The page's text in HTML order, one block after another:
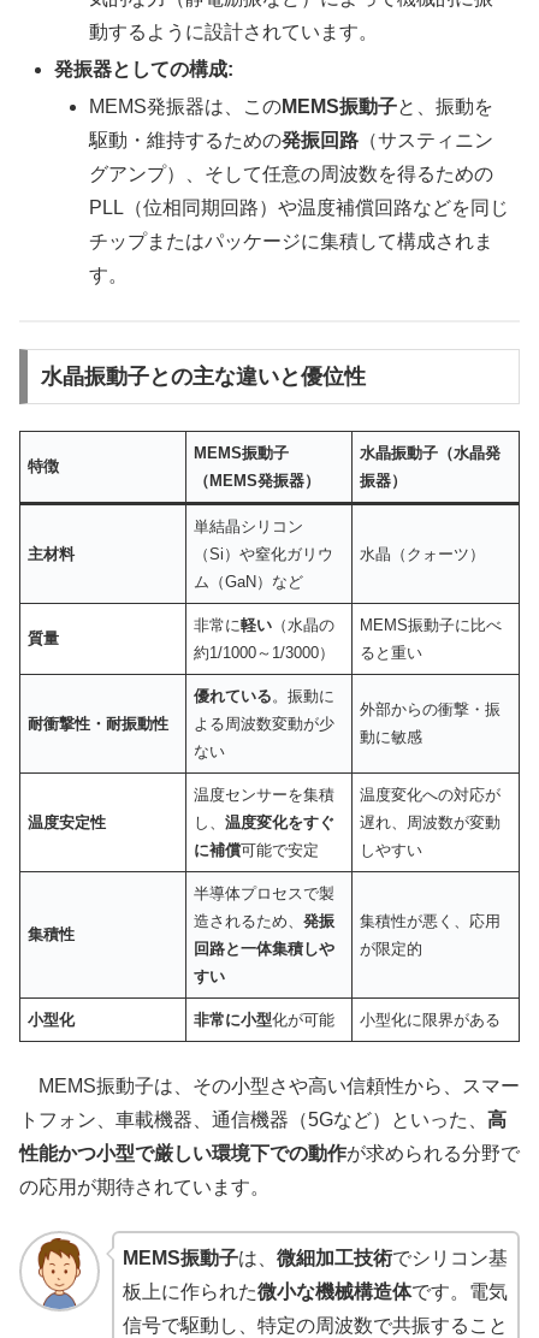
動するように設計されています。
発振器としての構成:
MEMS発振器は、このMEMS振動子と、振動を
駆動・維持するための発振回路 （サスティニン
グアンプ）、そして任意の周波数を得るための
PLL（位相同期回路）や温度補償回路などを同じ
チップまたはパッケージに集積して構成されま
す。
水晶振動子との主な違いと優位性
特徴
MEMS振動子
（MEMS発振器）
水晶振動子（水晶発
振器）
主材料
単結晶シリコン
（Si）や窒化ガリウ
ム（GaN）など
水晶（クォーツ）
質量
非常に軽い （水晶の
約1/1000～1/3000）
MEMS振動子に比べ
ると重い
耐衝撃性・耐振動性
優れている。振動に
よる周波数変動が少
ない
外部からの衝撃・振
動に敏感
温度安定性
温度センサーを集積
し、温度変化をすぐ
に補償可能で安定
温度変化への対応が
遅れ、周波数が変動
しやすい
集積性
半導体プロセスで製
造されるため、発振
回路と一体集積しや
すい
集積性が悪く、応用
が限定的
小型化 非常に小型化が可能 小型化に限界がある
MEMS振動子は、その小型さや高い信頼性から、スマー
トフォン、車載機器、通信機器（5Gなど）といった、 高
性能かつ小型で厳しい環境下での動作が求められる分野で
の応用が期待されています。
MEMS振動子は、 微細加工技術でシリコン基
板上に作られた微小な機械構造体です。電気
信号で駆動し、特定の周波数で共振すること